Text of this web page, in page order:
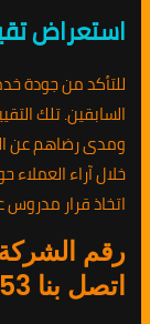
استعراض
للتأكد من جودة
السابقين. تلك
ومدى رضاهم عن
خلال آراء
اتخاذ قرار
رقم
اتصل بنا 01010891953